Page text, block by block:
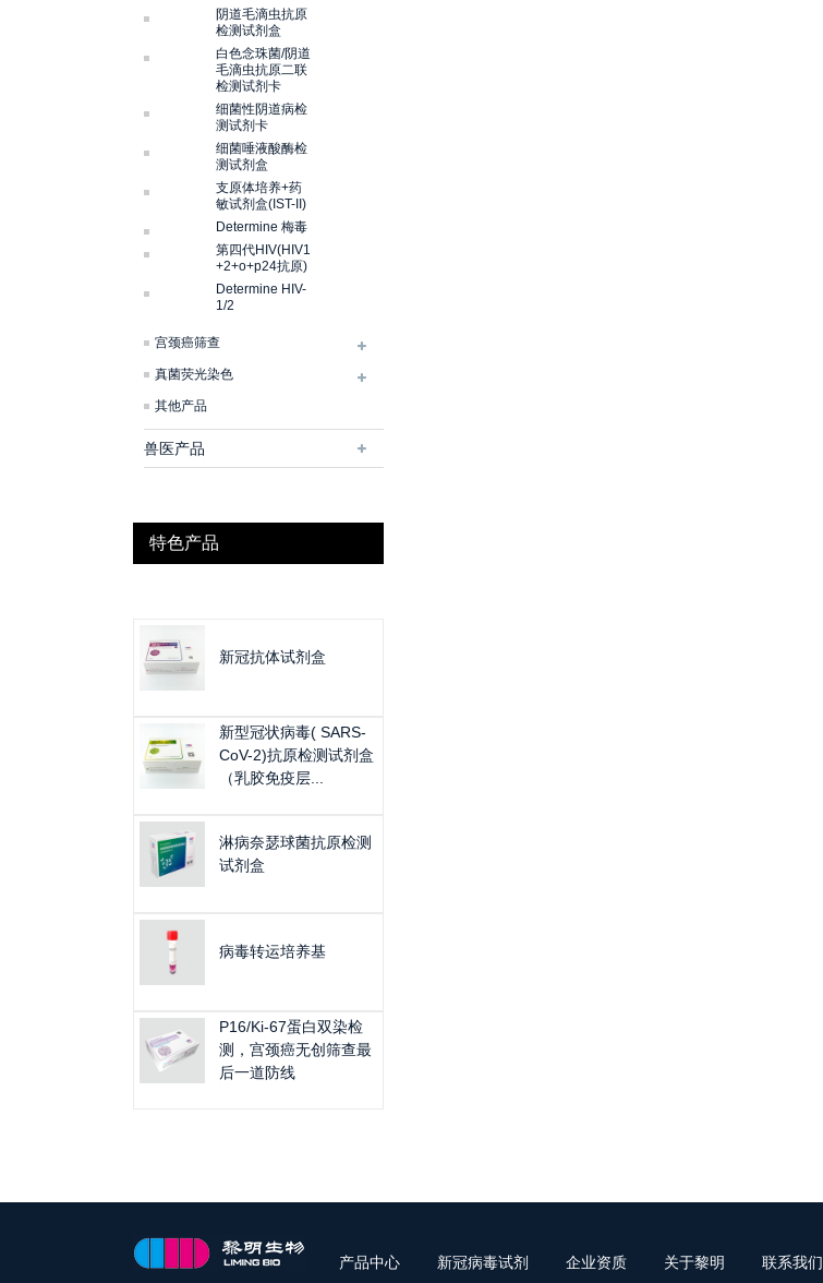
阴道毛滴虫抗原
检测试剂盒
白色念珠菌/阴道
毛滴虫抗原二联
检测试剂卡
细菌性阴道病检
测试剂卡
细菌唾液酸酶检
测试剂盒
支原体培养+药
敏试剂盒(IST-II)
Determine 梅毒
第四代HIV(HIV1
+2+o+p24抗原)
Determine HIV-
1/2
宫颈癌筛查
真菌荧光染色
其他产品
兽医产品
特色产品
新冠抗体试剂盒
新型冠状病毒( SARS-
CoV-2)抗原检测试剂盒
（乳胶免疫层...
淋病奈瑟球菌抗原检测
试剂盒
病毒转运培养基
​P16/Ki-67蛋白双染检
测，宫颈癌无创筛查最
后一道防线
产品中心 新冠病毒试剂 企业资质 关于黎明 联系我们